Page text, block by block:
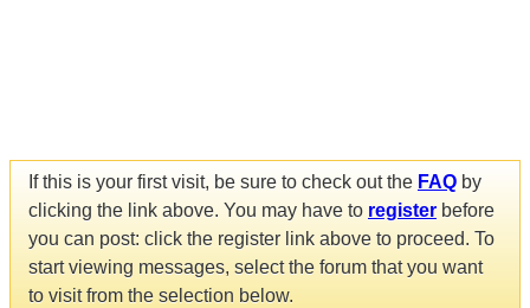
If this is your first visit, be sure to check out the FAQ by
clicking the link above. You may have to register before
you can post: click the register link above to proceed. To
start viewing messages, select the forum that you want
to visit from the selection below.